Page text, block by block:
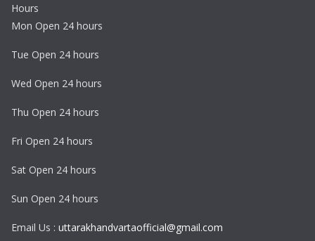
Hours
Mon Open 24 hours
Tue Open 24 hours
Wed Open 24 hours
Thu Open 24 hours
Fri Open 24 hours
Sat Open 24 hours
Sun Open 24 hours
Email Us : uttarakhandvartaofficial@gmail.com